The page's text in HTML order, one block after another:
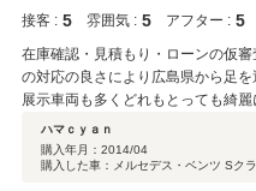
接客 : 5 雰囲気 : 5 アフター : 5
在庫確認・見積もり・ローンの仮
の対応の良さにより広島県から足
展示車両も多くどれもとっても綺
た。気持ちの良い購入ができまし
が楽しみです！
ハマｃｙａｎ
購入年月： 2014/04
購入した車：メルセデス・ベンツ Sク